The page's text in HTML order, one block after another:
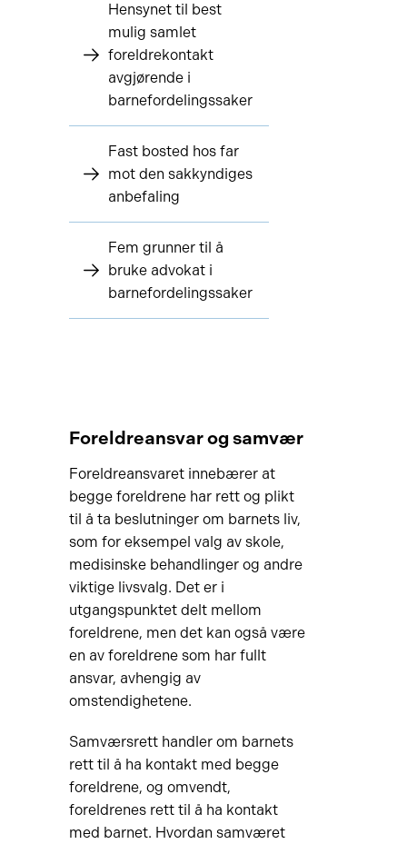
Hensynet til best
mulig samlet
foreldrekontakt
avgjørende i
barnefordelingssaker
Fast bosted hos far
mot den sakkyndiges
anbefaling
Fem grunner til å
bruke advokat i
barnefordelingssaker
Foreldreansvar og samvær
Foreldreansvaret innebærer at
begge foreldrene har rett og plikt
til å ta beslutninger om barnets liv,
som for eksempel valg av skole,
medisinske behandlinger og andre
viktige livsvalg. Det er i
utgangspunktet delt mellom
foreldrene, men det kan også være
en av foreldrene som har fullt
ansvar, avhengig av
omstendighetene.
Samværsrett handler om barnets
rett til å ha kontakt med begge
foreldrene, og omvendt,
foreldrenes rett til å ha kontakt
med barnet. Hvordan samværet